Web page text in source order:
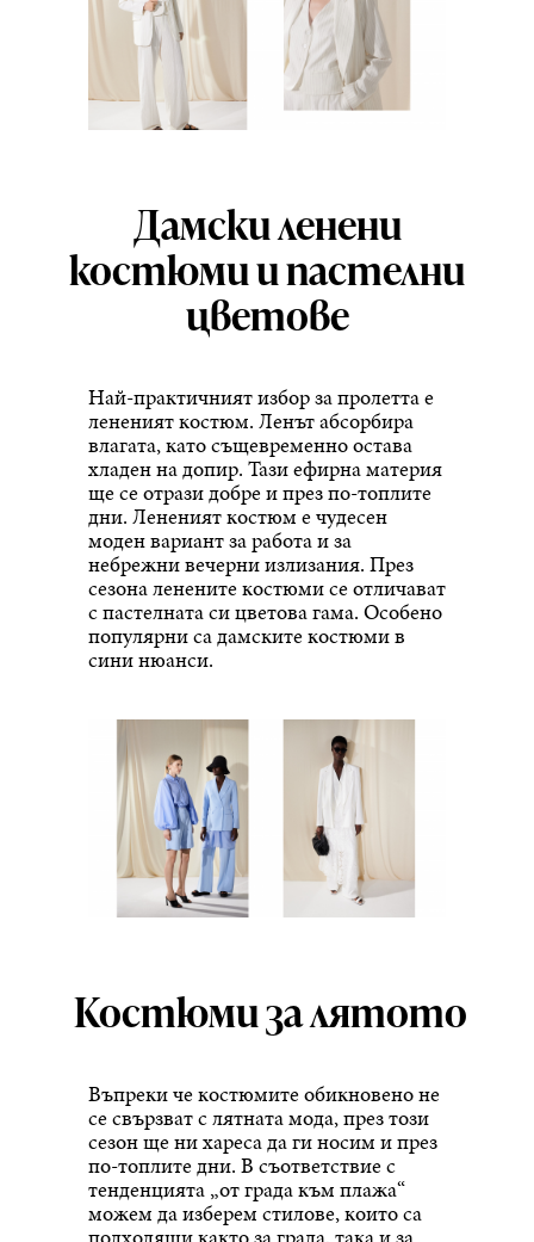
Дамски ленени
костюми и пастелни
цветове
Най-практичният избор за пролетта е
лененият костюм. Ленът абсорбира
влагата, като същевременно остава
хладен на допир. Тази ефирна материя
ще се отрази добре и през по-топлите
дни. Лененият костюм е чудесен
моден вариант за работа и за
небрежни вечерни излизания. През
сезона ленените костюми се отличават
с пастелната си цветова гама. Особено
популярни са дамските костюми в
сини нюанси.
Костюми за лятото
Въпреки че костюмите обикновено не
се свързват с лятната мода, през този
сезон ще ни хареса да ги носим и през
по-топлите дни. В съответствие с
тенденцията „от града към плажа“
можем да изберем стилове, които са